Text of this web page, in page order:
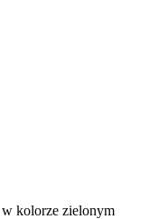
kolorze zielonym